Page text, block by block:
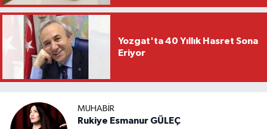
Yozgat'ta 40 Yıllık Hasret Sona
Eriyor
MUHABIR
Rukiye Esmanur GÜLEÇ